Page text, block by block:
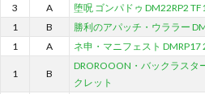
3
A 堕呪 ゴンパドゥ DM22RP2
1
B 勝利のアパッチ・ウララー
1
A ネ申・マニフェスト DMRP17
1 B
DROROOON・バックラスタ
クレット